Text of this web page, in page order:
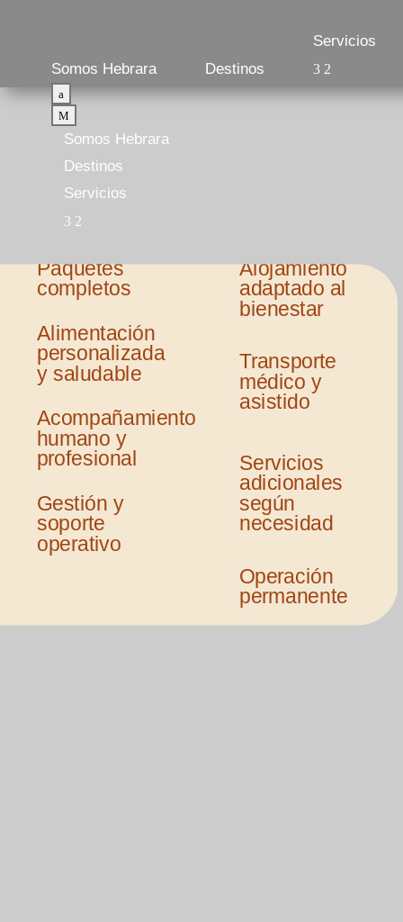
Somos Hebrara Destinos
Servicios
a
M
Somos Hebrara
Destinos
Servicios
Paquetes
completos
Alimentación
personalizada
y saludable
Acompañamiento
humano y
profesional
Gestión y
soporte
operativo
Alojamiento
adaptado al
bienestar
Transporte
médico y
asistido
Servicios
adicionales
según
necesidad
Operación
permanente